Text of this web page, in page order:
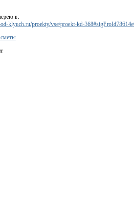
в:
klyuch.ru/proekty/vse/proekt-kd-
сметы